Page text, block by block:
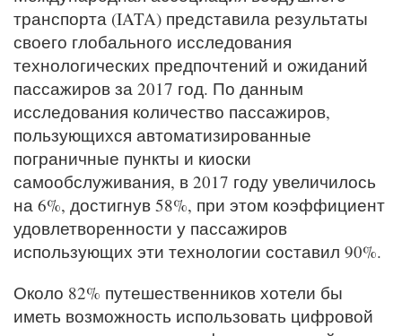
транспорта (IATA) представила результаты
своего глобального исследования
технологических предпочтений и ожиданий
пассажиров за 2017 год. По данным
исследования количество пассажиров,
пользующихся автоматизированные
пограничные пункты и киоски
самообслуживания, в 2017 году увеличилось
на 6%, достигнув 58%, при этом коэффициент
удовлетворенности у пассажиров
использующих эти технологии составил 90%.
Около 82% путешественников хотели бы
иметь возможность использовать цифровой